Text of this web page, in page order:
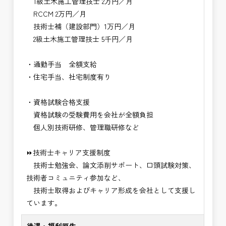
RCCM 2万円／月
技術士補（建設部門）1万円／月
2級土木施工管理技士 5千円／月
・通勤手当 全額支給
・住宅手当、社宅制度有り
・資格試験合格支援
資格試験の受験費用を会社が全額負担
個人別技術研修、管理職研修など
⏩技術士キャリア支援制度
技術士勉強会、論文添削サポート、口頭試験対策、
技術者コミュニティ参加など、
技術士取得およびキャリア形成を会社として支援し
ています。